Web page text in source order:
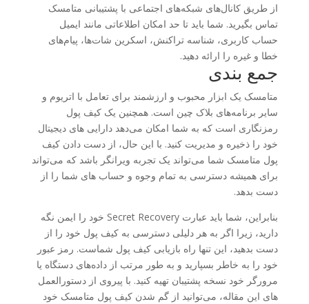
از طریق کانال‌های شبکه‌های اجتماعی با پشتیبانی متامسک
تماس بگیرید. شما باید تا حد امکان اطلاعاتی مانند ایمیل
حساب کاربری، شناسه تراکنش، اسکرین شات‌ها، پیام‌های
خطا و غیره را ارائه دهید.
جمع بندی
متامسک یک ابزار محبوب و ارزشمند برای تعامل با اتریوم و
سایر برنامه‌های بلاک چین است. همچنین یک کیف پول
رمزنگاری است که به شما امکان می‌دهد دارایی های دیجیتال
خود را ذخیره و مدیریت کنید. با این حال، از دست دادن کیف
پول متامسک شما می‌تواند یک تجربه ویرانگر باشد که می‌تواند
برای همیشه دسترسی به تمام وجوه و حساب های شما را از
دست بدهد.
بنابراین، شما باید عبارت Secret Recovery خود را ایمن نگه
دارید، زیرا اگر به هر دلیلی دسترسی به کیف پول خود را از
دست بدهید، این تنها راه بازیابی کیف پول شماست. رمز عبور
خود را به خاطر بسپارید و به طور مرتب از داده‌های دستگاه یا
مرورگر خود نسخه پشتیبان تهیه کنید. با پیروی از دستورالعمل
های این مقاله، می‌توانید از گم شدن کیف پول متامسک خود